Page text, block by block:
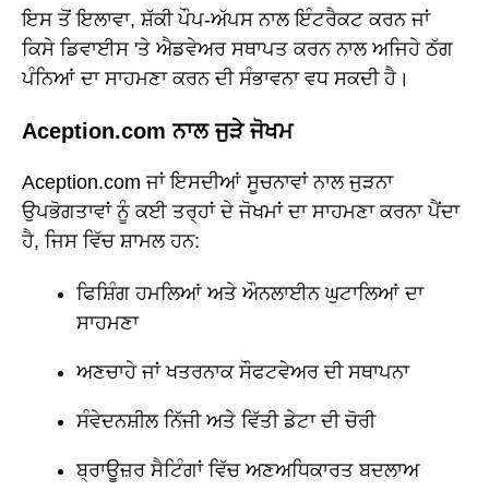
ਇਸ ਤੋਂ ਇਲਾਵਾ, ਸ਼ੱਕੀ ਪੌਪ-ਅੱਪਸ ਨਾਲ ਇੰਟਰੈਕਟ ਕਰਨ ਜਾਂ
ਕਿਸੇ ਡਿਵਾਈਸ 'ਤੇ ਐਡਵੇਅਰ ਸਥਾਪਤ ਕਰਨ ਨਾਲ ਅਜਿਹੇ ਠੱਗ
ਪੰਨਿਆਂ ਦਾ ਸਾਹਮਣਾ ਕਰਨ ਦੀ ਸੰਭਾਵਨਾ ਵਧ ਸਕਦੀ ਹੈ।
Aception.com ਨਾਲ ਜੁੜੇ ਜੋਖਮ
Aception.com ਜਾਂ ਇਸਦੀਆਂ ਸੂਚਨਾਵਾਂ ਨਾਲ ਜੁੜਨਾ
ਉਪਭੋਗਤਾਵਾਂ ਨੂੰ ਕਈ ਤਰ੍ਹਾਂ ਦੇ ਜੋਖਮਾਂ ਦਾ ਸਾਹਮਣਾ ਕਰਨਾ ਪੈਂਦਾ
ਹੈ, ਜਿਸ ਵਿੱਚ ਸ਼ਾਮਲ ਹਨ:
ਫਿਸ਼ਿੰਗ ਹਮਲਿਆਂ ਅਤੇ ਔਨਲਾਈਨ ਘੁਟਾਲਿਆਂ ਦਾ
ਸਾਹਮਣਾ
ਅਣਚਾਹੇ ਜਾਂ ਖਤਰਨਾਕ ਸੌਫਟਵੇਅਰ ਦੀ ਸਥਾਪਨਾ
ਸੰਵੇਦਨਸ਼ੀਲ ਨਿੱਜੀ ਅਤੇ ਵਿੱਤੀ ਡੇਟਾ ਦੀ ਚੋਰੀ
ਬ੍ਰਾਊਜ਼ਰ ਸੈਟਿੰਗਾਂ ਵਿੱਚ ਅਣਅਧਿਕਾਰਤ ਬਦਲਾਅ